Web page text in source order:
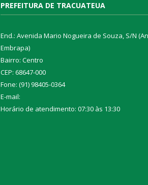
PREFEITURA DE TRACUATEUA
End.: Avenida Mario Nogueira de Souza, S/N
Embrapa)
Bairro: Centro
CEP: 68647-000
Fone: (91) 98405-0364
E-mail:
Horário de atendimento: 07:30 às 13:30